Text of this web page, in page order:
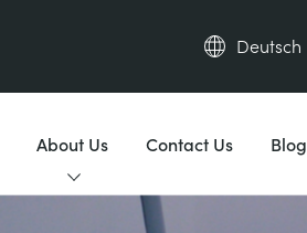
Deutsch
Deutsch (de)
Français (fr)
About Us Contact Us Blog